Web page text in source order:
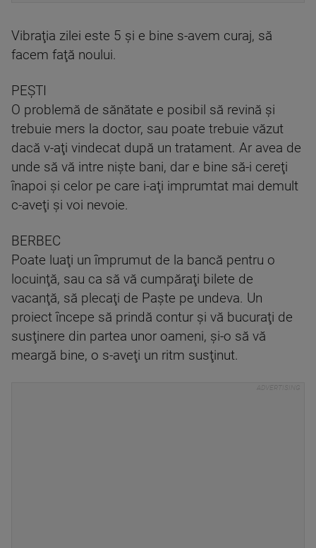
Vibraţia zilei este 5 şi e bine s-avem curaj, să
facem faţă noului.
PEŞTI
O problemă de sănătate e posibil să revină şi
trebuie mers la doctor, sau poate trebuie văzut
dacă v-aţi vindecat după un tratament. Ar avea de
unde să vă intre nişte bani, dar e bine să-i cereţi
înapoi şi celor pe care i-aţi imprumtat mai demult
c-aveţi şi voi nevoie.
BERBEC
Poate luaţi un împrumut de la bancă pentru o
locuinţă, sau ca să vă cumpăraţi bilete de
vacanţă, să plecaţi de Paşte pe undeva. Un
proiect începe să prindă contur şi vă bucuraţi de
susţinere din partea unor oameni, şi-o să vă
meargă bine, o s-aveţi un ritm susţinut.